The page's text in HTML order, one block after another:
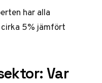
har alla
5% jämfört
Var